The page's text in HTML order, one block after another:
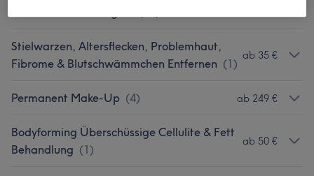
Stielwarzen, Altersflecken, Problemhaut,
Fibrome & Blutschwämmchen Entfernen (1)
ab 35 €
Permanent Make-Up (4) ab 249 €
Bodyforming Überschüssige Cellulite & Fett
Behandlung (1)
ab 50 €